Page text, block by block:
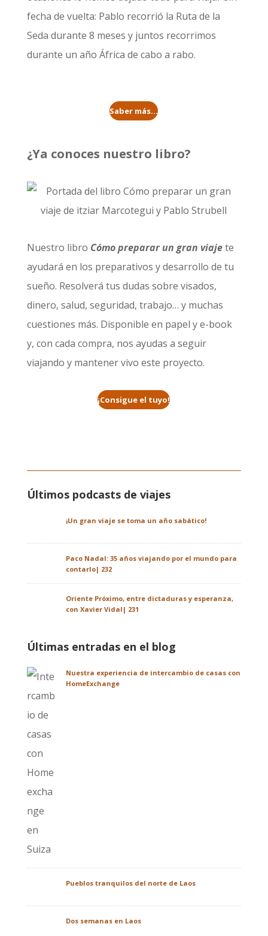
fecha de vuelta: Pablo recorrió la Ruta de la
Seda durante 8 meses y juntos recorrimos
durante un año África de cabo a rabo.
Saber más...
¿Ya conoces nuestro libro?
Nuestro libro Cómo preparar un gran viajete
ayudará en los preparativos y desarrollo de tu
sueño. Resolverá tus dudas sobre visados,
dinero, salud, seguridad, trabajo… y muchas
cuestiones más. Disponible en papel y e-book
y, con cada compra, nos ayudas a seguir
viajando y mantener vivo este proyecto.
¡Consigue el tuyo!
Últimos podcasts de viajes
¡Un gran viaje se toma un año sabático!
Paco Nadal: 35 años viajando por el mundo para
contarlo| 232
Oriente Próximo, entre dictaduras y esperanza,
con Xavier Vidal| 231
Últimas entradas en el blog
Nuestra experiencia de intercambio de casas con
HomeExchange
Pueblos tranquilos del norte de Laos
Dos semanas en Laos